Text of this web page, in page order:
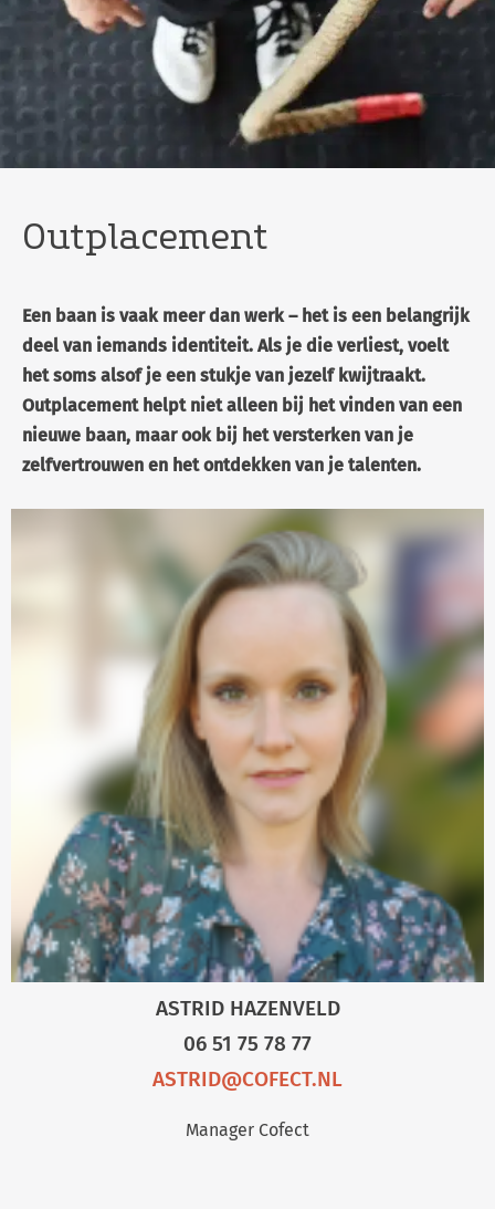
Outplacement
Een baan is vaak meer dan werk – het is een belangrijk
deel van iemands identiteit. Als je die verliest, voelt
het soms alsof je een stukje van jezelf kwijtraakt.
Outplacement helpt niet alleen bij het vinden van een
nieuwe baan, maar ook bij het versterken van je
zelfvertrouwen en het ontdekken van je talenten.
ASTRID HAZENVELD
06 51 75 78 77
ASTRID@COFECT.NL
Manager Cofect